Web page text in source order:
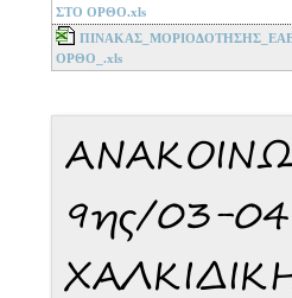
ΣΤΟ ΟΡΘΟ.xls
ΟΡΘΟ_.xls
9ης/03-